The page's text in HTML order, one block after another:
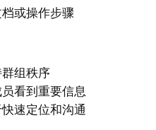
或操作步骤
组秩序
看到重要信息
速定位和沟通